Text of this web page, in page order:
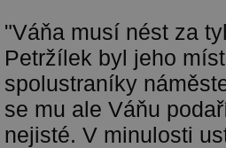
"Váňa musí nést za
Petržílek byl jeho
spolustraníky
se mu ale Váňu
nejisté. V minulosti